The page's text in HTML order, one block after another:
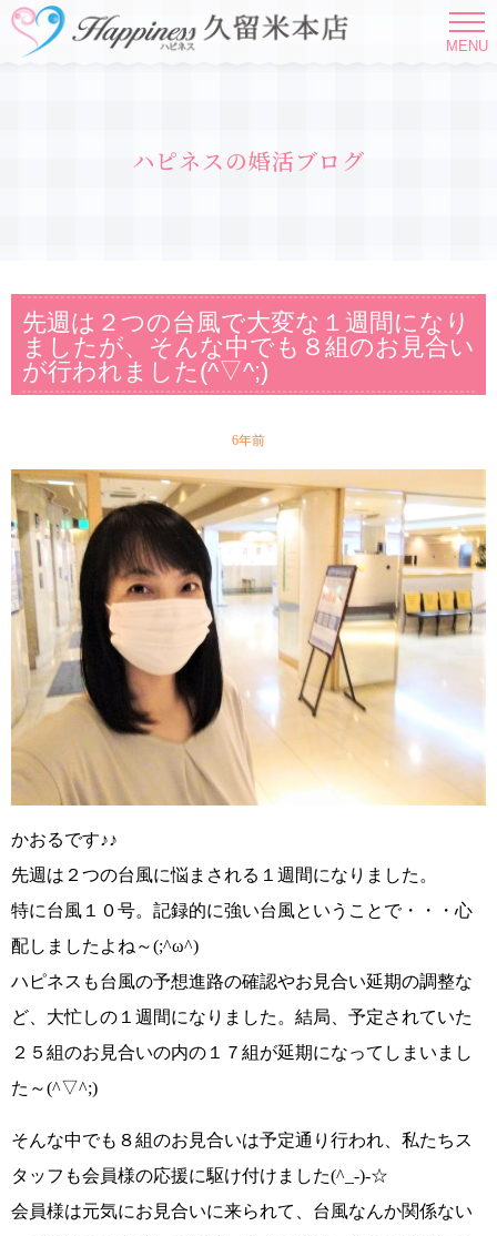
MENU
ハピネスの婚活ブログ
先週は２つの台風で大変な１週間になり
ましたが、そんな中でも８組のお見合い
が行われました(^▽^;)
6年前
かおるです♪♪
先週は２つの台風に悩まされる１週間になりました。
特に台風１０号。記録的に強い台風ということで・・・心
配しましたよね～(;^ω^)
ハピネスも台風の予想進路の確認やお見合い延期の調整な
ど、大忙しの１週間になりました。結局、予定されていた
２５組のお見合いの内の１７組が延期になってしまいまし
た～(^▽^;)
そんな中でも８組のお見合いは予定通り行われ、私たちス
タッフも会員様の応援に駆け付けました(^_-)-☆
会員様は元気にお見合いに来られて、台風なんか関係ない